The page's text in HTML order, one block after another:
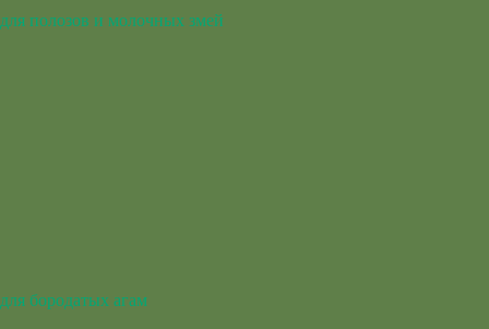
для полозов и молочных змей
для бородатых агам